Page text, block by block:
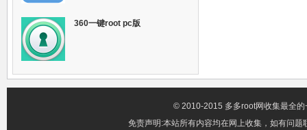
360一键root pc版
© 2010-2015 多多root网收集最全
免责声明:本站所有内容均在网上收集，如有问